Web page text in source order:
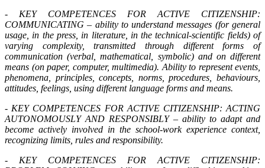
- KEY COMPETENCES FOR ACTIVE CITIZENSHIP:
COMMUNICATING – ability to understand messages (for general
usage, in the press, in literature, in the technical-scientific fields) of
varying complexity, transmitted through different forms of
communication (verbal, mathematical, symbolic) and on different
means (on paper, computer, multimedia). Ability to represent events,
phenomena, principles, concepts, norms, procedures, behaviours,
attitudes, feelings, using different language forms and means.
- KEY COMPETENCES FOR ACTIVE CITIZENSHIP: ACTING
AUTONOMOUSLY AND RESPONSIBLY – ability to adapt and
become actively involved in the school-work experience context,
recognizing limits, rules and responsibility.
- KEY COMPETENCES FOR ACTIVE CITIZENSHIP: